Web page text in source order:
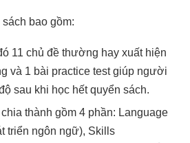
bao gồm:
11 chủ đề thường hay xuất hiện
và 1 bài practice test giúp người
sau khi học hết quyển sách.
thành gồm 4 phần: Language
triển ngôn ngữ), Skills